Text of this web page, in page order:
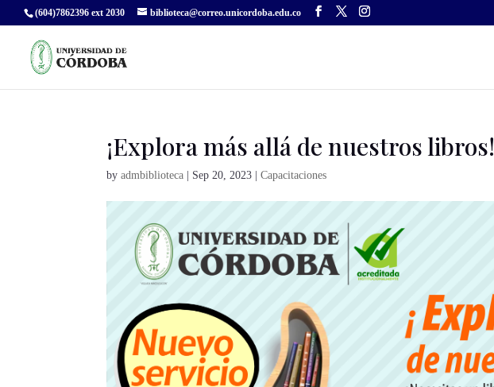
(604)7862396 ext 2030 biblioteca@correo.unicordoba.edu.co
¡Explora más allá de nuestros libros!
byadmbiblioteca Sep 20, 2023 |Capacitaciones